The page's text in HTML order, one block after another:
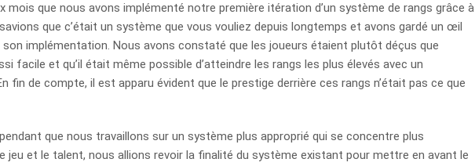
mois que nous avons implémenté notre première itération d’un système de rangs grâce à
que c’était un système que vous vouliez depuis longtemps et avons gardé un œil
implémentation. Nous avons constaté que les joueurs étaient plutôt déçus que
facile et qu’il était même possible d’atteindre les rangs les plus élevés avec un
fin de compte, il est apparu évident que le prestige derrière ces rangs n’était pas ce que
que nous travaillons sur un système plus approprié qui se concentre plus
jeu et le talent, nous allions revoir la finalité du système existant pour mettre en avant le